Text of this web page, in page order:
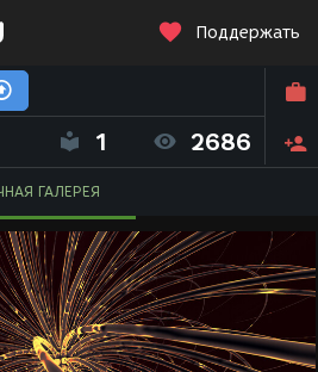
Поддержать
1 2686
ГАЛЕРЕЯ